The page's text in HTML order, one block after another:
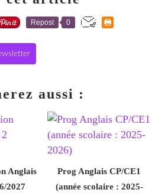
Repost 0
aussi :
Anglais
2027
Prog Anglais CP/CE1
(année scolaire : 2025-